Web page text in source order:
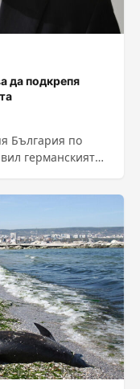
да подкрепя
България по
германският